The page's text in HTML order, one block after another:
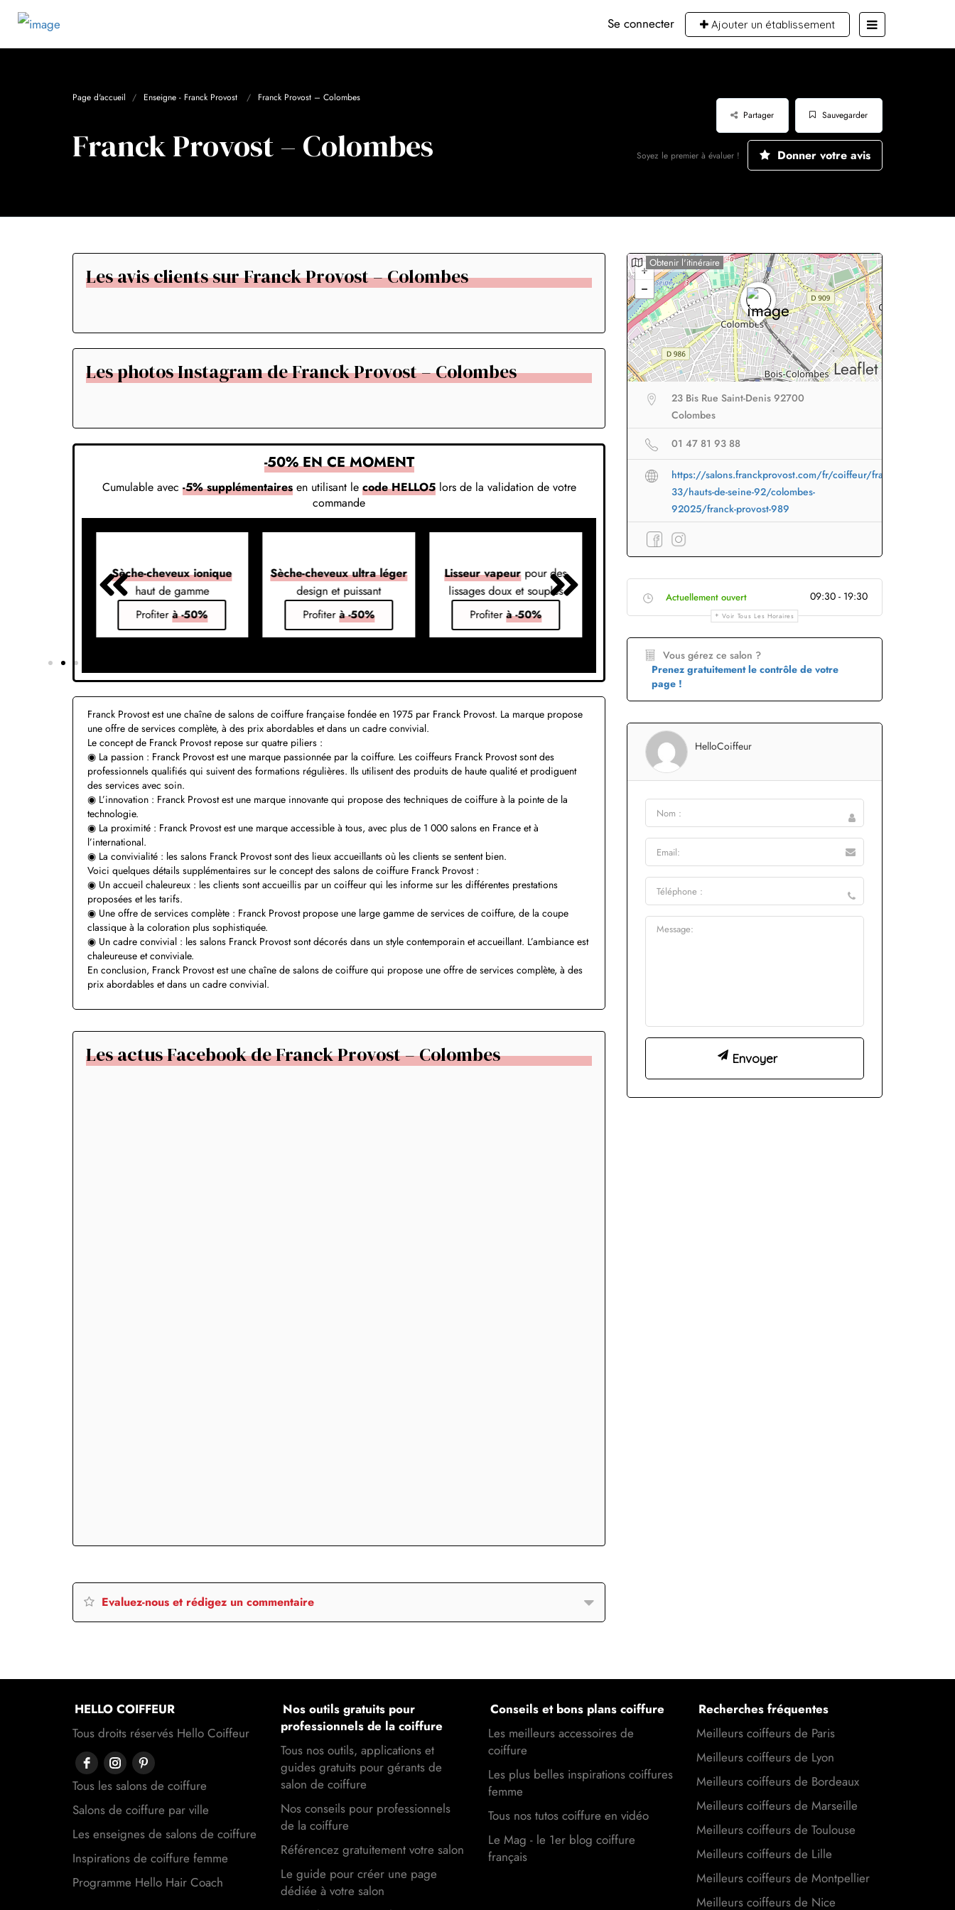
Se connecter Ajouter un établissement
Page d'accueil Enseigne - Franck Provost Franck Provost – Colombes
Franck Provost – Colombes
Sauvegarder
Partager
Soyez le premier à évaluer ! Donner votre avis
Les avis clients sur Franck Provost – Colombes
Les photos Instagram de Franck Provost – Colombes
-50% EN CE MOMENT
Cumulable avec -5% supplémentairesen utilisant le code HELLO5lors de la validation de votre
commande
Sèche-cheveux ionique
haut de gamme
Profiterà -50%
Sèche-cheveux ultra léger
design et puissant
Profiterà -50%
Lisseur vapeurpour des
lissages doux et souples
Profiterà -50%
emporter en voyage
Profiterà -50%
lissage ultra rapide
Profiterà -50%
Franck Provost est une chaîne de salons de coiffure française fondée en 1975 par Franck Provost. La marque propose
une offre de services complète, à des prix abordables et dans un cadre convivial.
Le concept de Franck Provost repose sur quatre piliers :
◉ La passion : Franck Provost est une marque passionnée par la coiffure. Les coiffeurs Franck Provost sont des
professionnels qualifiés qui suivent des formations régulières. Ils utilisent des produits de haute qualité et prodiguent
des services avec soin.
◉ L’innovation : Franck Provost est une marque innovante qui propose des techniques de coiffure à la pointe de la
technologie.
◉ La proximité : Franck Provost est une marque accessible à tous, avec plus de 1 000 salons en France et à
l’international.
◉ La convivialité : les salons Franck Provost sont des lieux accueillants où les clients se sentent bien.
Voici quelques détails supplémentaires sur le concept des salons de coiffure Franck Provost :
◉ Un accueil chaleureux : les clients sont accueillis par un coiffeur qui les informe sur les différentes prestations
proposées et les tarifs.
◉ Une offre de services complète : Franck Provost propose une large gamme de services de coiffure, de la coupe
classique à la coloration plus sophistiquée.
◉ Un cadre convivial : les salons Franck Provost sont décorés dans un style contemporain et accueillant. L’ambiance est
chaleureuse et conviviale.
En conclusion, Franck Provost est une chaîne de salons de coiffure qui propose une offre de services complète, à des
prix abordables et dans un cadre convivial.
Les actus Facebook de Franck Provost – Colombes
Evaluez-nous et rédigez un commentaire
Leaflet
Obtenir l'itinéraire
23 Bis Rue Saint-Denis 92700
Colombes
01 47 81 93 88
https://salons.franckprovost.com/fr/coiffeur/france-
33/hauts-de-seine-92/colombes-
92025/franck-provost-989
Actuellement ouvert 09:30 - 19:30
Voir Tous Les Horaires
Vous gérez ce salon ?
Prenez gratuitement le contrôle de votre
page !
HelloCoiffeur
HELLO COIFFEUR
Tous droits réservés Hello Coiffeur
Tous les salons de coiffure
Salons de coiffure par ville
Les enseignes de salons de coiffure
Inspirations de coiffure femme
Programme Hello Hair Coach
Nos outils gratuits pour
professionnels de la coiffure
Tous nos outils, applications et
guides gratuits pour gérants de
salon de coiffure
Nos conseils pour professionnels
de la coiffure
Référencez gratuitement votre salon
Le guide pour créer une page
dédiée à votre salon
Conseils et bons plans coiffure
Les meilleurs accessoires de
coiffure
Les plus belles inspirations coiffures
femme
Tous nos tutos coiffure en vidéo
Le Mag - le 1er blog coiffure
français
Recherches fréquentes
Meilleurs coiffeurs de Paris
Meilleurs coiffeurs de Lyon
Meilleurs coiffeurs de Bordeaux
Meilleurs coiffeurs de Marseille
Meilleurs coiffeurs de Toulouse
Meilleurs coiffeurs de Lille
Meilleurs coiffeurs de Montpellier
Meilleurs coiffeurs de Nice